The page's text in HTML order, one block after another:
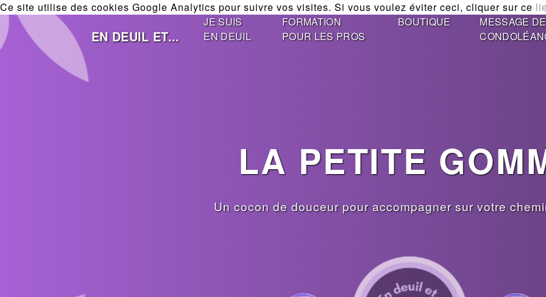
Ce site utilise des cookies Google Analytics pour suivre vos visites. Si vous voulez éviter ceci, cliquer sur ce
EN DEUIL ET...
JE SUIS
EN DEUIL
FORMATION
POUR LES PROS
BOUTIQUE
MESSAGE DE
LA PETITE
Un cocon de douceur pour accompagner sur votre